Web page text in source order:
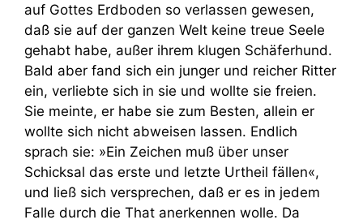
auf Gottes Erdboden so verlassen gewesen,
daß sie auf der ganzen Welt keine treue Seele
gehabt habe, außer ihrem klugen Schäferhund.
Bald aber fand sich ein junger und reicher Ritter
ein, verliebte sich in sie und wollte sie freien.
Sie meinte, er habe sie zum Besten, allein er
wollte sich nicht abweisen lassen. Endlich
sprach sie: »Ein Zeichen muß über unser
Schicksal das erste und letzte Urtheil fällen«,
und ließ sich versprechen, daß er es in jedem
Falle durch die That anerkennen wolle. Da